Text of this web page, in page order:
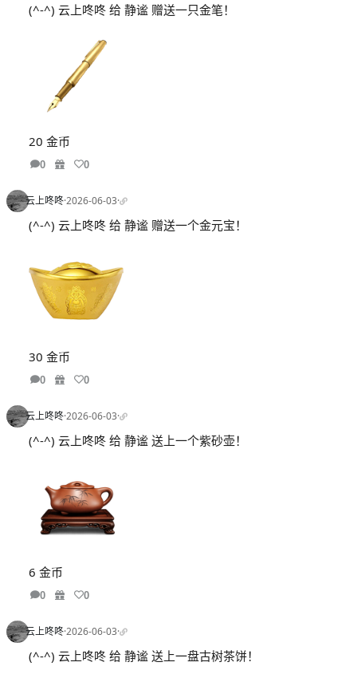
(^-^) 云上咚咚 给 静谧 赠送一只金笔！
20 金币
0 0
云上咚咚·2026-06-03·
(^-^) 云上咚咚 给 静谧 赠送一个金元宝！
30 金币
0 0
云上咚咚·2026-06-03·
(^-^) 云上咚咚 给 静谧 送上一个紫砂壶！
6 金币
0 0
云上咚咚·2026-06-03·
(^-^) 云上咚咚 给 静谧 送上一盘古树茶饼！